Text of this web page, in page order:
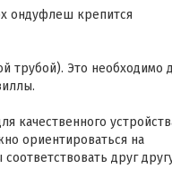
ондуфлеш крепится
трубой). Это необходимо
качественного
ориентироваться на
друг